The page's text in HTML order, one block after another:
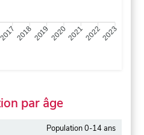
2017 20182019 2020202120222023
par âge
Population 0-14 ans